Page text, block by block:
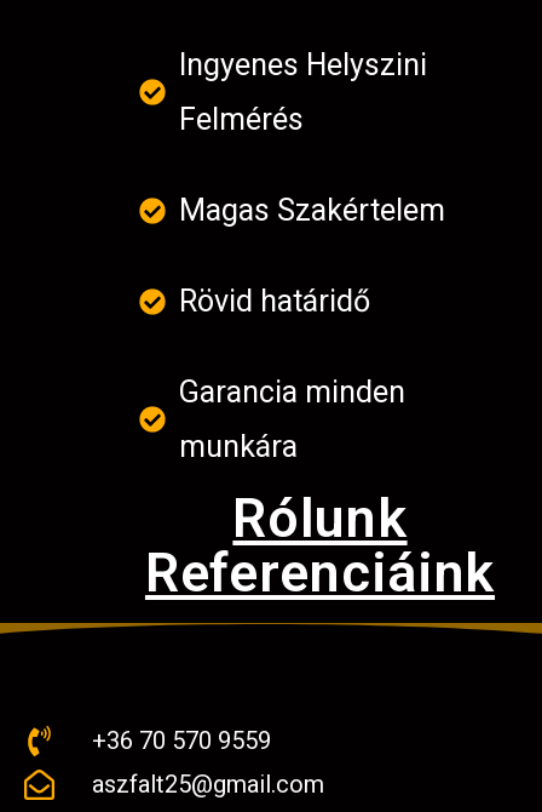
Ingyenes Helyszini
Felmérés
Magas Szakértelem
Rövid határidő
Garancia minden
munkára
Rólunk
Referenciáink
+36 70 570 9559
aszfalt25@gmail.com